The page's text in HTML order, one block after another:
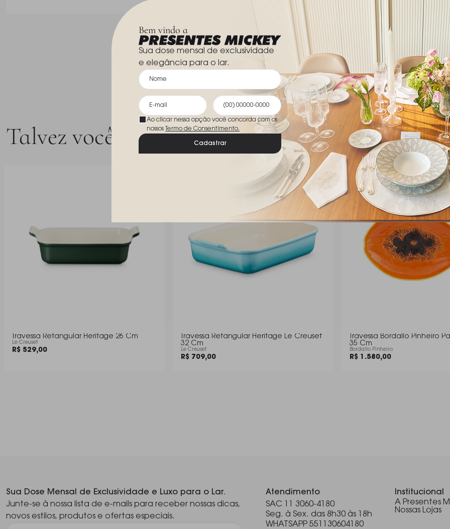
Bem vindo a
Sua dose mensal de exclusividade
e elegância para o lar.
Ao clicar nessa opção você concorda com os
nossos Termo de Consentimento.
Cadastrar
Talvez você goste
Travessa Retangular Heritage 26 Cm
Le Creuset
R$ 529,00
Travessa Retangular Heritage Le Creuset
32 Cm
Le Creuset
R$ 709,00
Travessa Bordallo Pinheiro
35 Cm
Bordallo Pinheiro
R$ 1.580,00
Sua Dose Mensal de Exclusividade e Luxo para o Lar.
Junte-se à nossa lista de e-mails para receber nossas dicas,
novos estilos, produtos e ofertas especiais.
Atendimento
SAC 11 3060-4180
Seg. à Sex. das 8h30 às 18h
WHATSAPP 551130604180
Institucional
A Presentes
Nossas Lojas